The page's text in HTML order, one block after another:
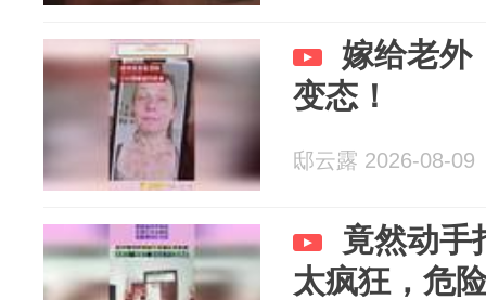
嫁给老外
变态！
邸云露 2026-08-09
竟然动手
太疯狂，危